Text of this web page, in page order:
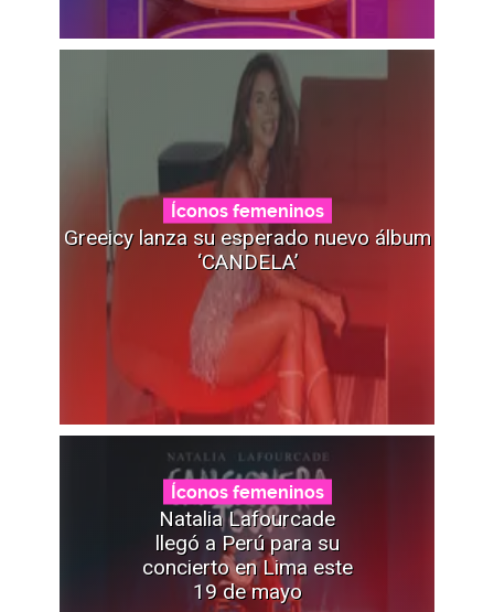
Íconos femeninos
Greeicy lanza su esperado nuevo álbum
‘CANDELA’
Íconos femeninos
Natalia Lafourcade
llegó a Perú para su
concierto en Lima este
19 de mayo